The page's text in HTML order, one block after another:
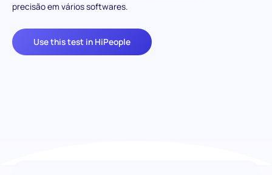
precisão em vários softwares.
Use this test in HiPeople